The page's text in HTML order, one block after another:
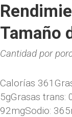
Tamaño
Cantidad por
Calorías 361
5gGrasas trans:
92mgSodio: